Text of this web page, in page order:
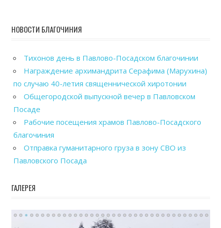
НОВОСТИ БЛАГОЧИНИЯ
Тихонов день в Павлово-Посадском благочинии
Награждение архимандрита Серафима (Марухина)
по случаю 40-летия священнической хиротонии
Общегородской выпускной вечер в Павловском
Посаде
Рабочие посещения храмов Павлово-Посадского
благочиния
Отправка гуманитарного груза в зону СВО из
Павловского Посада
ГАЛЕРЕЯ